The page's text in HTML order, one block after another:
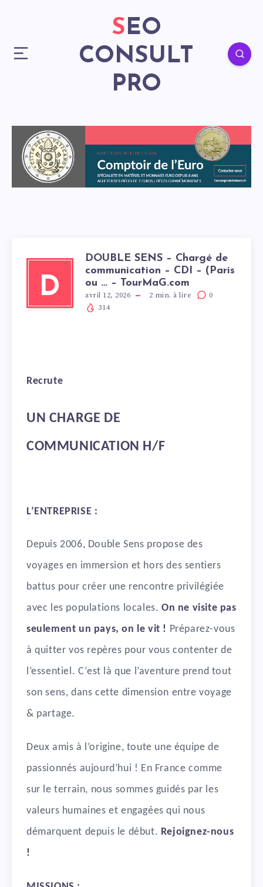
SEO
CONSULT
PRO
D
DOUBLE SENS – Chargé de
communication – CDI – (Paris
ou … – TourMaG.com
avril 12, 2026 2 min. à lire
0
314
Recrute
UN CHARGE DE
COMMUNICATION H/F
L’ENTREPRISE :
Depuis 2006, Double Sens propose des
voyages en immersion et hors des sentiers
battus pour créer une rencontre privilégiée
avec les populations locales.On ne visite pas
seulement un pays, on le vit ! Préparez-vous
à quitter vos repères pour vous contenter de
l’essentiel. C’est là que l’aventure prend tout
son sens, dans cette dimension entre voyage
& partage.
Deux amis à l’origine, toute une équipe de
passionnés aujourd’hui ! En France comme
sur le terrain, nous sommes guidés par les
valeurs humaines et engagées qui nous
démarquent depuis le début. Rejoignez-nous
!